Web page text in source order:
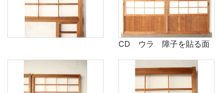
CD ウラ 障子を貼る面